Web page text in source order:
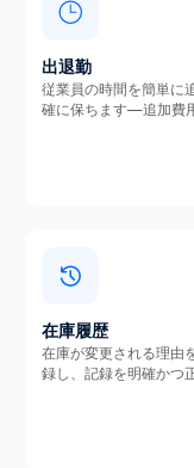
出退勤
従業員の時間を簡単に
確に保ちます—追加費
在庫履歴
在庫が変更される理由
録し、記録を明確かつ